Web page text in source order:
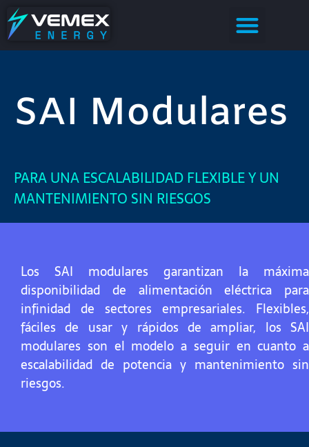
SAI Modulares
PARA UNA ESCALABILIDAD FLEXIBLE Y UN
MANTENIMIENTO SIN RIESGOS
Los SAI modulares garantizan la máxima
disponibilidad de alimentación eléctrica para
infinidad de sectores empresariales. Flexibles,
fáciles de usar y rápidos de ampliar, los SAI
modulares son el modelo a seguir en cuanto a
escalabilidad de potencia y mantenimiento sin
riesgos.